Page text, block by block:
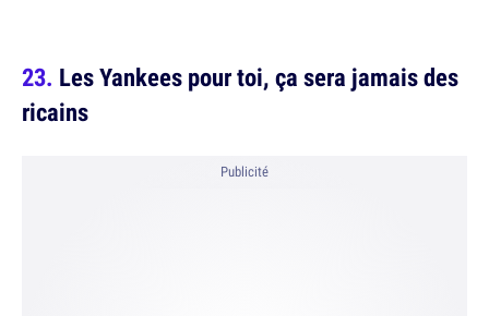
Les Yankees pour toi, ça sera jamais des
ricains
Publicité